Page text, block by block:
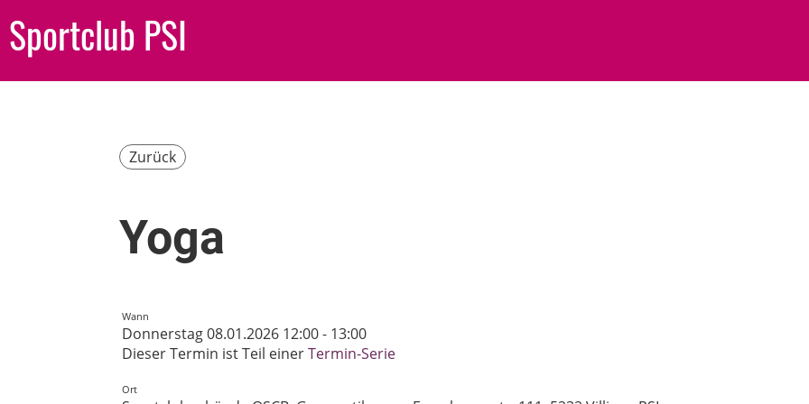
Sportclub PSI
Zurück
Yoga
Wann
Donnerstag 08.01.2026 12:00 - 13:00
Dieser Termin ist Teil einerTermin-Serie
Ort